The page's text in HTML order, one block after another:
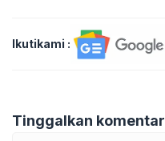
Ikutikami :
Tinggalkan komentar